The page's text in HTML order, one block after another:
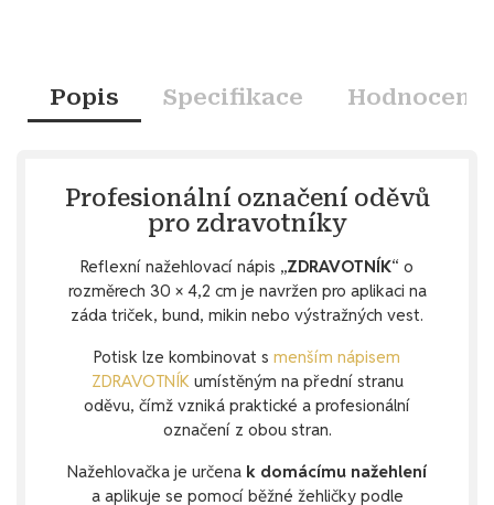
Popis Specifikace Hodnocení
Profesionální označení oděvů
pro zdravotníky
Reflexní nažehlovací nápis „ZDRAVOTNÍK“ o
rozměrech 30 × 4,2 cm je navržen pro aplikaci na
záda triček, bund, mikin nebo výstražných vest.
Potisk lze kombinovat s menším nápisem
ZDRAVOTNÍKumístěným na přední stranu
oděvu, čímž vzniká praktické a profesionální
označení z obou stran.
Nažehlovačka je určena k domácímu nažehlení
a aplikuje se pomocí běžné žehličky podle